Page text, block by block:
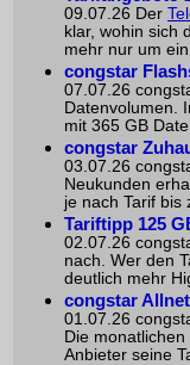
09.07.26 Der
klar, wohin sich
mehr nur um
congstar
07.07.26
Datenvolumen.
mit 365 GB
congstar
03.07.26
Neukunden
je nach Tarif bis
Tariftipp 125
02.07.26
nach. Wer den
deutlich mehr
congstar
01.07.26
Die
Anbieter seine